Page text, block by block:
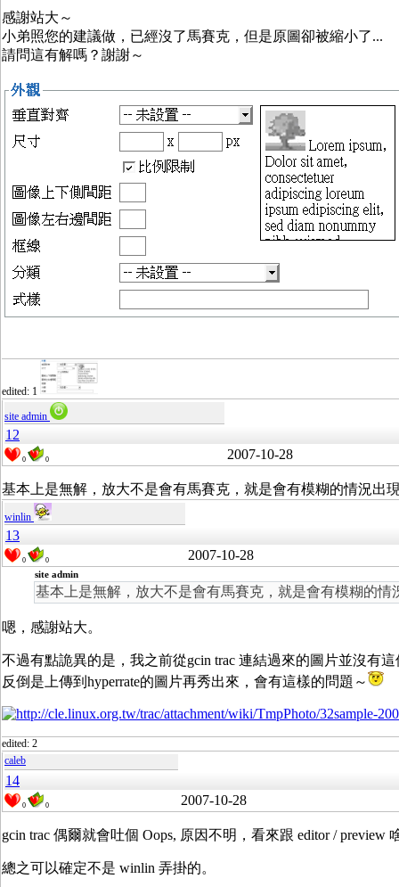
感謝站大～
小弟照您的建議做，已經沒了馬賽克，但是原圖卻被縮小了...
請問這有解嗎？謝謝～
edited: 1
site admin
12
0 0 2007-10-28
基本上是無解，放大不是會有馬賽克，就是會有模糊的情況出
winlin
13
0 0 2007-10-28
site admin
基本上是無解，放大不是會有馬賽克，就是會有模糊的情
嗯，感謝站大。
不過有點詭異的是，我之前從gcin trac 連結過來的圖片並沒有
反倒是上傳到hyperrate的圖片再秀出來，會有這樣的問題～
edited: 2
caleb
14
0 0 2007-10-28
gcin trac 偶爾就會吐個 Oops, 原因不明，看來跟 editor / preview
總之可以確定不是 winlin 弄掛的。